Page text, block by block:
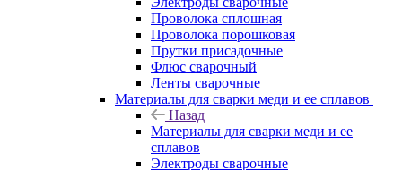
Проволока сплошная
Проволока порошковая
Прутки присадочные
Флюс сварочный
Ленты сварочные
Материалы для сварки меди и ее сплавов
Назад
Материалы для сварки меди и ее
сплавов
Электроды сварочные